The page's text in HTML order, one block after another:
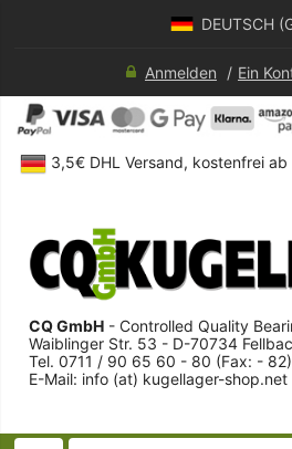
DEUTSCH
Anmelden Ein
3,5€ DHL Versand, kostenfrei
CQ GmbH - Controlled Quality
Waiblinger Str. 53 - D-70734
Tel. 0711 / 90 65 60 - 80 (Fax: - 82)
E-Mail: info (at) kugellager-shop.net